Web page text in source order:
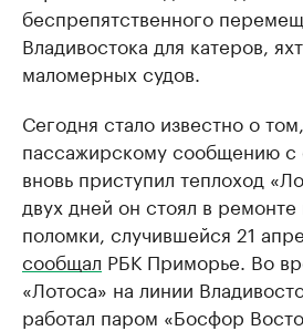
беспрепятственного
Владивостока для катеров,
маломерных судов.
Сегодня стало известно о
пассажирскому сообщению с
вновь приступил теплоход
двух дней он стоял в
поломки, случившейся 21
сообщал РБК Приморье. Во
«Лотоса» на линии
работал паром «Босфор